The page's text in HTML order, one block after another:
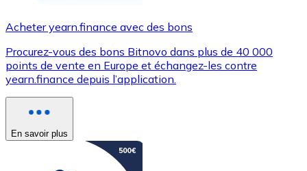
Acheter yearn.finance avec des bons
Procurez-vous des bons Bitnovo dans plus de 40 000
points de vente en Europe et échangez-les contre
yearn.finance depuis l’application.
En savoir plus